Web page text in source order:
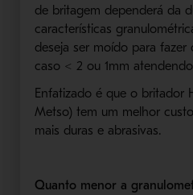
de britagem dependerá da
características
deseja ser moído para
caso < 2 ou 1mm
Enfatizado é que o britador
Metso) tem um melhor
mais duras e abrasivas.
Quanto menor a